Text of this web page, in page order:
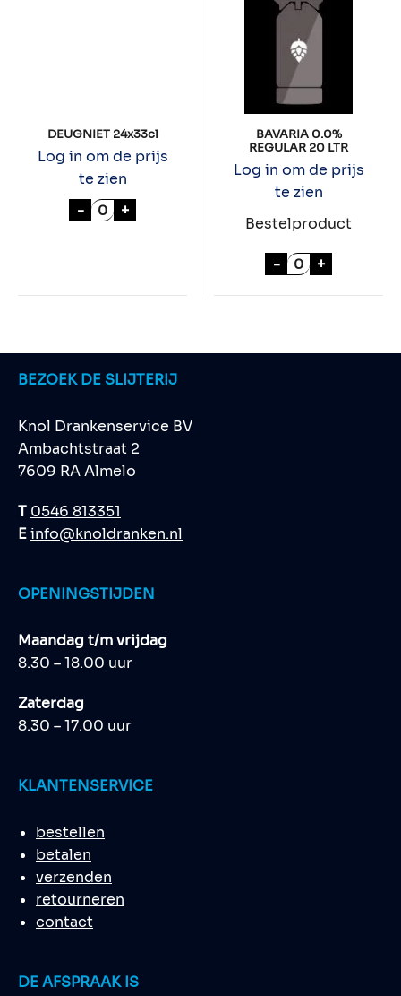
DEUGNIET 24x33cl
Log in om de prijs
te zien
- DEUGNIET 24x33cl aantal
+
BAVARIA 0.0%
REGULAR 20 LTR
Log in om de prijs
te zien
Bestelproduct
- BAVARIA 0.0%
+
BEZOEK DE SLIJTERIJ
Knol Drankenservice BV
Ambachtstraat 2
7609 RA Almelo
T 0546 813351
Einfo@knoldranken.nl
OPENINGSTIJDEN
Maandag t/m vrijdag
8.30 – 18.00 uur
Zaterdag
8.30 – 17.00 uur
KLANTENSERVICE
bestellen
betalen
verzenden
retourneren
contact
DE AFSPRAAK IS